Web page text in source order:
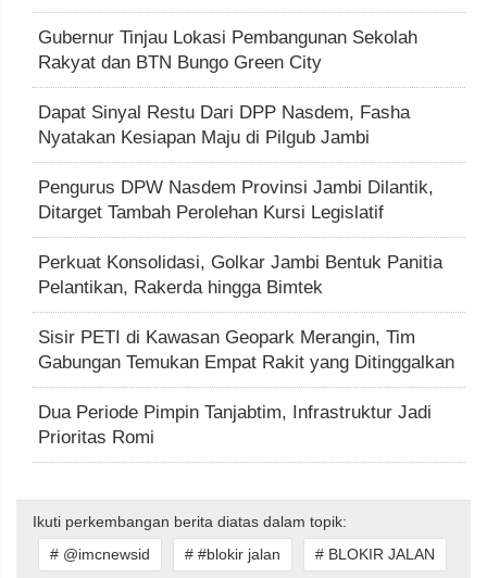
Gubernur Tinjau Lokasi Pembangunan Sekolah
Rakyat dan BTN Bungo Green City
Dapat Sinyal Restu Dari DPP Nasdem, Fasha
Nyatakan Kesiapan Maju di Pilgub Jambi
Pengurus DPW Nasdem Provinsi Jambi Dilantik,
Ditarget Tambah Perolehan Kursi Legislatif
Perkuat Konsolidasi, Golkar Jambi Bentuk Panitia
Pelantikan, Rakerda hingga Bimtek
Sisir PETI di Kawasan Geopark Merangin, Tim
Gabungan Temukan Empat Rakit yang Ditinggalkan
Dua Periode Pimpin Tanjabtim, Infrastruktur Jadi
Prioritas Romi
Ikuti perkembangan berita diatas dalam topik:
# @imcnewsid
# #blokir jalan # BLOKIR JALAN